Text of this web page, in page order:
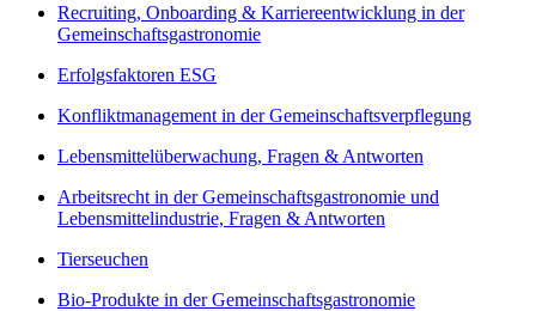
Recruiting, Onboarding & Karriereentwicklung in der
Gemeinschaftsgastronomie
Erfolgsfaktoren ESG
Konfliktmanagement in der Gemeinschaftsverpflegung
Lebensmittelüberwachung, Fragen & Antworten
Arbeitsrecht in der Gemeinschaftsgastronomie und
Lebensmittelindustrie, Fragen & Antworten
Tierseuchen
Bio-Produkte in der Gemeinschaftsgastronomie